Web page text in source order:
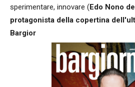
sperimentare, innovare (Edo Nono
protagonista della copertina
Bargior